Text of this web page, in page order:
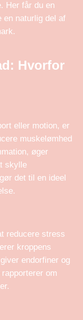
Her får du en
en naturlig del af
Hvorfor
eller motion, er
muskelømhed
øger
skylle
det til en ideel
reducere stress
kroppens
endorfiner og
om